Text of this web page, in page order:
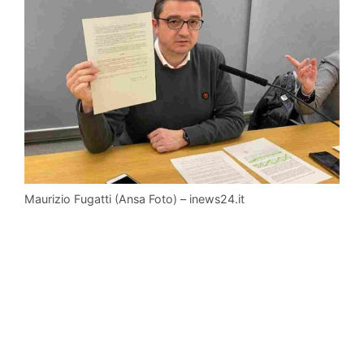
Maurizio Fugatti (Ansa Foto) – inews24.it